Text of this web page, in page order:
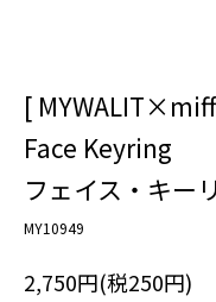
[
Face Keyring
フェイス・キー
MY10949
2,750円(税250円)